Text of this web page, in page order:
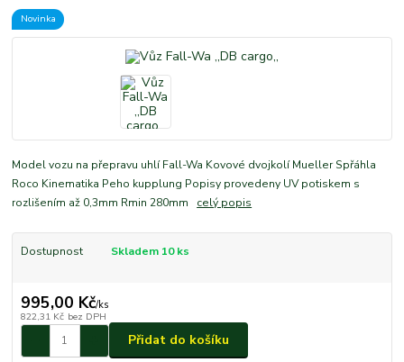
Novinka
Model vozu na přepravu uhlí Fall-Wa Kovové dvojkolí Mueller Spřáhla
Roco Kinematika Peho kupplung Popisy provedeny UV potiskem s
rozlišením až 0,3mm Rmin 280mm celý popis
Dostupnost Skladem 10 ks
995,00 Kč/ks
822,31 Kč bez DPH
Přidat do košíku